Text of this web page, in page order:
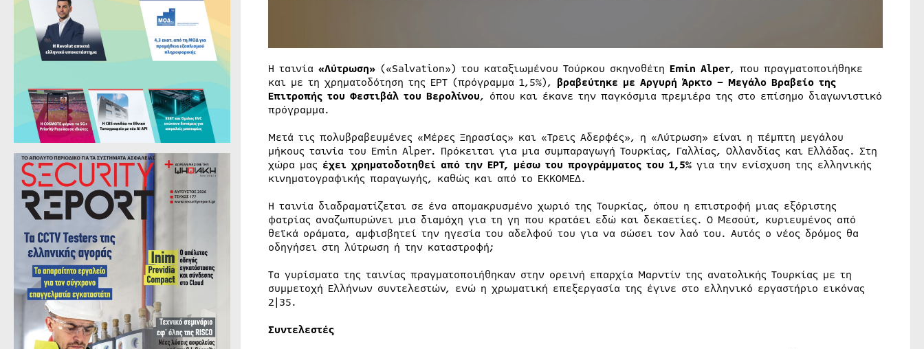
Η ταινία «Λύτρωση»(«Salvation») του καταξιωμένου Τούρκου σκηνοθέτη Emin Alper, που πραγματοποιήθηκε
και με τη χρηματοδότηση της ΕΡΤ (πρόγραμμα 1,5%), βραβεύτηκε με Αργυρή Άρκτο – Μεγάλο Βραβείο της
Επιτροπής του Φεστιβάλ του Βερολίνου, όπου και έκανε την παγκόσμια πρεμιέρα της στο επίσημο διαγωνιστικό
πρόγραμμα.
Μετά τις πολυβραβευμένες «Μέρες Ξηρασίας» και «Τρεις Αδερφές», η «Λύτρωση» είναι η πέμπτη μεγάλου
μήκους ταινία του Emin Alper. Πρόκειται για μια συμπαραγωγή Τουρκίας, Γαλλίας, Ολλανδίας και Ελλάδας. Στη
χώρα μας έχει χρηματοδοτηθεί από την ΕΡΤ, μέσω του προγράμματος του 1,5%για την ενίσχυση της ελληνικής
κινηματογραφικής παραγωγής, καθώς και από το ΕΚΚΟΜΕΔ.
Η ταινία διαδραματίζεται σε ένα απομακρυσμένο χωριό της Τουρκίας, όπου η επιστροφή μιας εξόριστης
φατρίας αναζωπυρώνει μια διαμάχη για τη γη που κρατάει εδώ και δεκαετίες. Ο Μεσούτ, κυριευμένος από
θεϊκά οράματα, αμφισβητεί την ηγεσία του αδελφού του για να σώσει τον λαό του. Αυτός ο νέος δρόμος θα
οδηγήσει στη λύτρωση ή την καταστροφή;
Τα γυρίσματα της ταινίας πραγματοποιήθηκαν στην ορεινή επαρχία Μαρντίν της ανατολικής Τουρκίας με τη
συμμετοχή Ελλήνων συντελεστών, ενώ η χρωματική επεξεργασία της έγινε στο ελληνικό εργαστήριο εικόνας
2|35.
Συντελεστές